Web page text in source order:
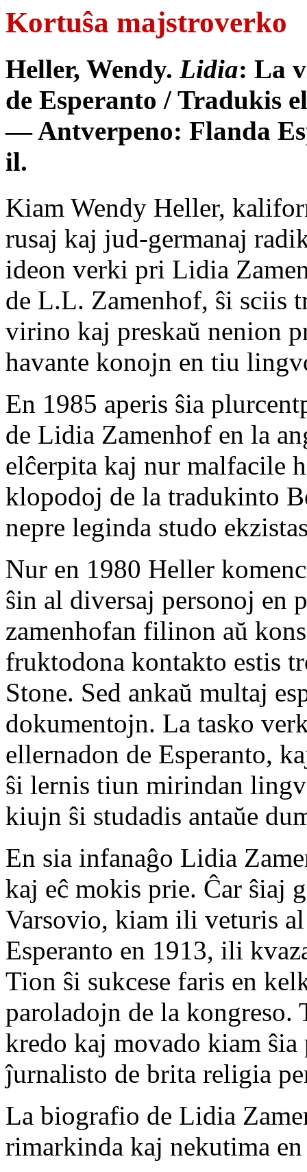
Kortuŝa majstroverko
Heller, Wendy. Lidia: La
de Esperanto / Tradukis
— Antverpeno: Flanda
il.
Kiam Wendy Heller,
rusaj kaj jud-germanaj
ideon verki pri Lidia
de L.L. Zamenhof, ŝi sciis
virino kaj preskaŭ nenion
havante konojn en tiu
En 1985 aperis ŝia
de Lidia Zamenhof en la
elĉerpita kaj nur malfacile
klopodoj de la tradukinto
nepre leginda studo
Nur en 1980 Heller
ŝin al diversaj personoj
zamenhofan filinon aŭ
fruktodona kontakto estis
Stone. Sed ankaŭ multaj
dokumentojn. La tasko
ellernadon de Esperanto,
ŝi lernis tiun mirindan
kiujn ŝi studadis antaŭe
En sia infanaĝo Lidia
kaj eĉ mokis prie. Ĉar ŝiaj
Varsovio, kiam ili veturis
Esperanto en 1913, ili
Tion ŝi sukcese faris en
paroladojn de la kongreso.
kredo kaj movado kiam
ĵurnalisto de brita religia
La biografio de Lidia
rimarkinda kaj nekutima